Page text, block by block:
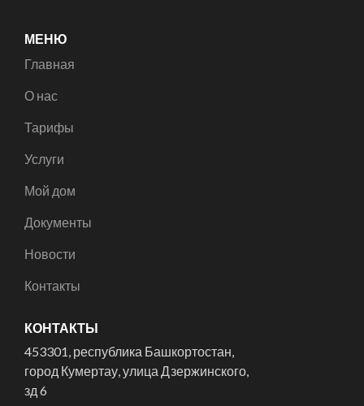
МЕНЮ
Главная
О нас
Тарифы
Услуги
Мой дом
Документы
Новости
Контакты
КОНТАКТЫ
453301, республика Башкортостан,
город Кумертау, улица Дзержинского,
зд 6